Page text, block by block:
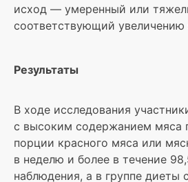
исход — умеренный или
соответствующий увеличению
Результаты
В ходе исследования
с высоким содержанием мяса
порции красного мяса или
в неделю и более в течение
наблюдения, а в группе диеты